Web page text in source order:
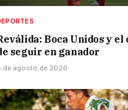
Boca Unidos y el
seguir en ganador
de agosto de 2026